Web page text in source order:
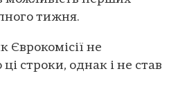
тижня.
Єврокомісії не
строки, однак і не став